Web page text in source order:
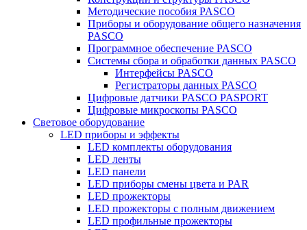
Методические пособия PASCO
Приборы и оборудование общего назначения
PASCO
Программное обеспечение PASCO
Системы сбора и обработки данных PASCO
Интерфейсы PASCO
Регистраторы данных PASCO
Цифровые датчики PASCO PASPORT
Цифровые микроскопы PASCO
Световое оборудование
LED приборы и эффекты
LED комплекты оборудования
LED ленты
LED панели
LED приборы смены цвета и PAR
LED прожекторы
LED прожекторы с полным движением
LED профильные прожекторы